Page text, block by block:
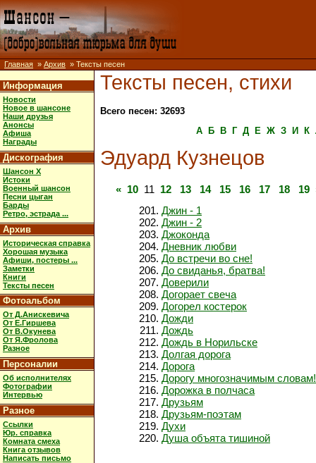
Главная » Архив » Тексты песен
Информация
Новости
Новое в шансоне
Наши друзья
Анонсы
Афиша
Награды
Дискография
Шансон X
Истоки
Военный шансон
Песни цыган
Барды
Ретро, эстрада ...
Архив
Историческая справка
Хорошая музыка
Афиши, постеры ...
Заметки
Книги
Тексты песен
Фотоальбом
От Д.Анискевича
От Е.Гиршева
От В.Окунева
От Я.Фролова
Разное
Персоналии
Об исполнителях
Фотографии
Интервью
Разное
Ссылки
Юр. справка
Комната смеха
Книга отзывов
Написать письмо
Тексты песен, стихи
Всего песен: 32693
А
Б В Г Д Е Ж З И К
Эдуард Кузнецов
« 10 11 12 13 14 15 16 17 18 19
Джин - 1
Джин - 2
Джоконда
Дневник любви
До встречи во сне!
До свиданья, братва!
Доверили
Догорает свеча
Догорел костерок
Дожди
Дождь
Дождь в Норильске
Долгая дорога
Дорога
Дорогу многозначимым словам!
Дорожка в полчаса
Друзьям
Друзьям-поэтам
Духи
Душа объята тишиной